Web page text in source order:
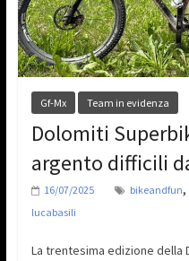
Gf-Mx Team in evidenza
Dolomiti
argento difficili
16/07/2025 bikeandfun,
lucabasili
La trentesima edizione della